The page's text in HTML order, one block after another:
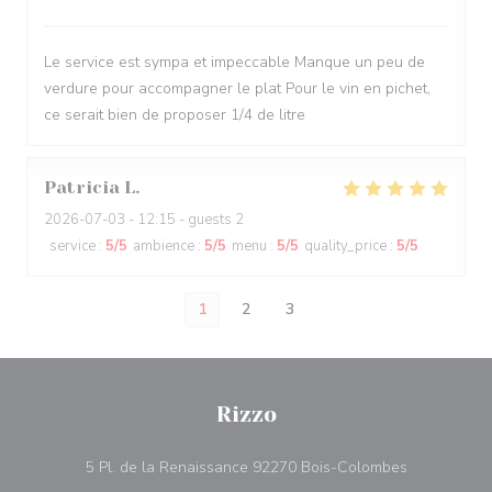
Le service est sympa et impeccable Manque un peu de
verdure pour accompagner le plat Pour le vin en pichet,
ce serait bien de proposer 1/4 de litre
Patricia L
2026-07-03 - 12:15 - guests 2
service : 5/5 ambience : 5/5 menu : 5/5 quality_price : 5/5
1 2 3
Rizzo
5 Pl. de la Renaissance 92270 Bois-Colombes((abre